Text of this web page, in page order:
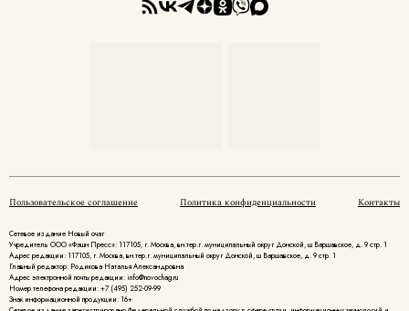
Пользовательское соглашение Политика конфиденциальности Контакты
Сетевое издание Новый очаг
Учредитель ООО «Фэшн Пресс»: 117105, г. Москва, вн.тер.г. муниципальный округ Донской, ш Варшавское, д. 9 стр. 1
Адрес редакции: 117105, г. Москва, вн.тер.г. муниципальный округ Донской, ш Варшавское, д. 9 стр. 1
Главный редактор: Родикова Наталья Александровна
Адрес электронной почты редакции: info@novochag.ru
Номер телефона редакции: +7 (495) 252-09-99
Знак информационной продукции: 16+